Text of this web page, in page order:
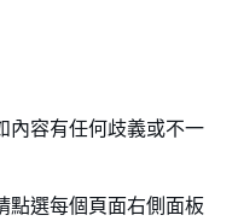
內容有任何歧義或不一
點選每個頁面右側面板